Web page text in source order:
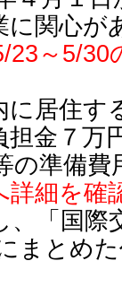
があ
23～5/30
する
７万
の準備費
詳細を確
、「国
まとめ